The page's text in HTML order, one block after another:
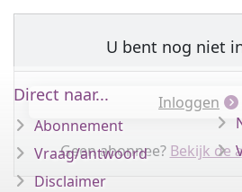
U bent nog niet
Inloggen
Geen abonnee? Bekijk de
Direct naar...
Abonnement
Vraag/antwoord
Disclaimer